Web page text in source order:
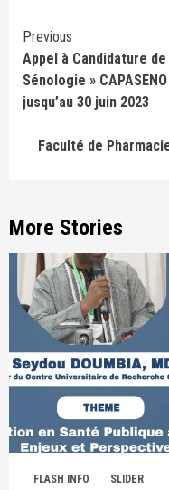
Continue
Reading
Previous
Appel à Candidature
Sénologie »
jusqu’au 30 juin 2023
Faculté de
More Stories
FLASH INFO SLIDER